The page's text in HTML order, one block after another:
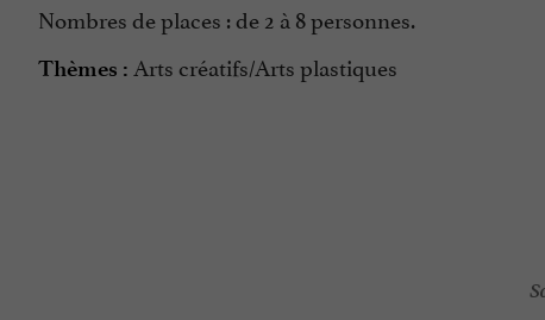
Nombres de places : de 2 à 8 personnes.
Thèmes : Arts créatifs/Arts plastiques